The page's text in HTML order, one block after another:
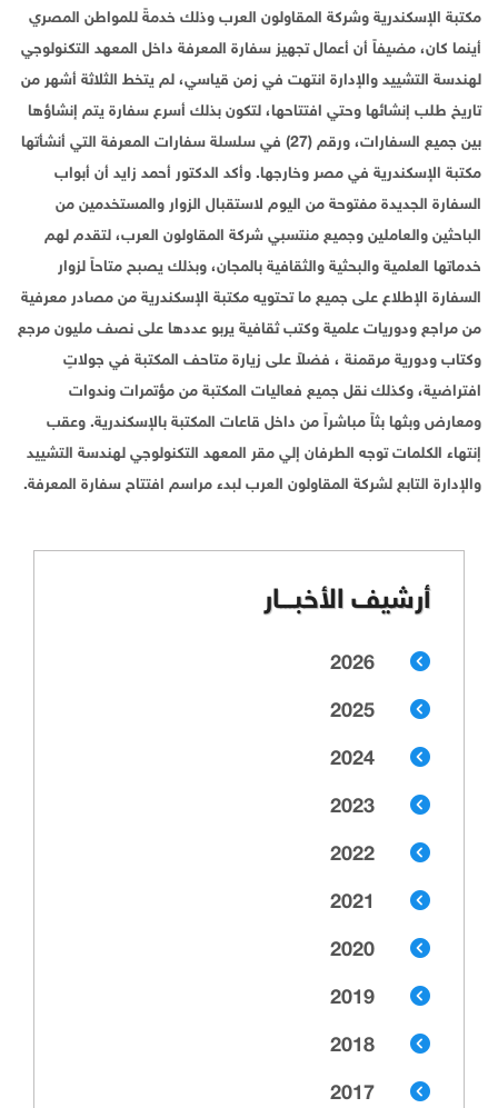
مكتبة الإسكندرية وشركة المقاولون العرب وذلك خدمةً للمواطن المصري
أينما كان، مضيفاً أن أعمال تجهيز سفارة المعرفة داخل المعهد التكنولوجي
لهندسة التشييد والإدارة انتهت في زمن قياسي، لم يتخط الثلاثة أشهر من
تاريخ طلب إنشائها وحتي افتتاحها، لتكون بذلك أسرع سفارة يتم إنشاؤها
بين جميع السفارات، ورقم (27) في سلسلة سفارات المعرفة التي أنشأتها
مكتبة الإسكندرية في مصر وخارجها. وأكد الدكتور أحمد زايد أن أبواب
السفارة الجديدة مفتوحة من اليوم لاستقبال الزوار والمستخدمين من
الباحثين والعاملين وجميع منتسبي شركة المقاولون العرب، لتقدم لهم
خدماتها العلمية والبحثية والثقافية بالمجان، وبذلك يصبح متاحاً لزوار
السفارة الإطلاع على جميع ما تحتويه مكتبة الإسكندرية من مصادر معرفية
من مراجع ودوريات علمية وكتب ثقافية يربو عددها على نصف مليون مرجع
وكتاب ودورية مرقمنة ، فضلاً على زيارة متاحف المكتبة في جولاتٍ
افتراضية، وكذلك نقل جميع فعاليات المكتبة من مؤتمرات وندوات
ومعارض وبثها بثاً مباشراً من داخل قاعات المكتبة بالإسكندرية. وعقب
إنتهاء الكلمات توجه الطرفان إلي مقر المعهد التكنولوجي لهندسة التشييد
والإدارة التابع لشركة المقاولون العرب لبدء مراسم افتتاح سفارة المعرفة.
أرشيف الأخبـــار
2026
2025
2024
2023
2022
2021
2020
2019
2018
2017